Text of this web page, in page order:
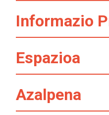
Informazio
Espazioa
Azalpena